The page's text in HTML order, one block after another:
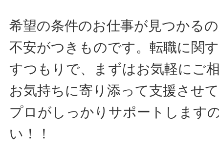
希望の条件のお仕事が見つかる
不安がつきものです。転職に関
すつもりで、まずはお気軽にご
お気持ちに寄り添って支援させ
プロがしっかりサポートします
い！！